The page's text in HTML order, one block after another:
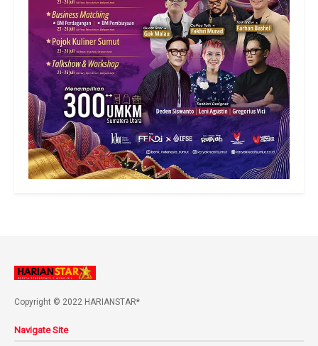
Copyright © 2022 HARIANSTAR*
Navigate Site